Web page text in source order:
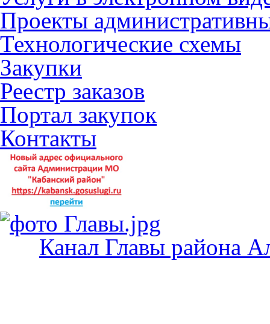
Проекты
Технологические схемы
Закупки
Реестр заказов
Портал закупок
Контакты
Канал Главы района